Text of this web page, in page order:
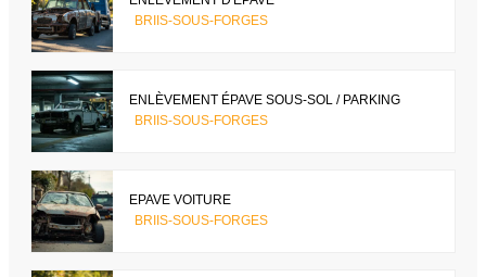
BRIIS-SOUS-FORGES
ENLÈVEMENT ÉPAVE SOUS-SOL / PARKING
BRIIS-SOUS-FORGES
EPAVE VOITURE
BRIIS-SOUS-FORGES